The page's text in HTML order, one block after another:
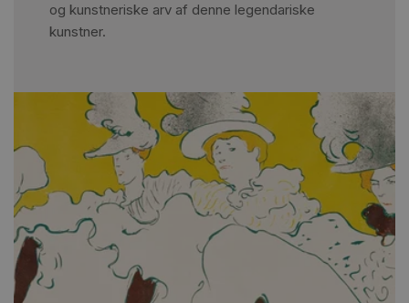
og kunstneriske arv af denne legendariske
kunstner.